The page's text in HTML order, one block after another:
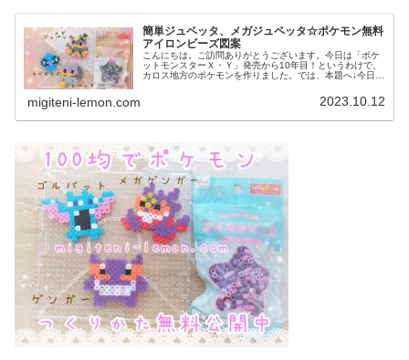
簡単ジュペッタ、メガジュペッタ☆ポケモン無料
アイロンビーズ図案
こんにちは。ご訪問ありがとうございます。今日は「ポケ
ットモンスターＸ・Ｙ」発売から10年目！というわけで、
カロス地方のポケモンを作りました。では、本題へ↓今日の
migiteni-lemon.com 2023.10.12